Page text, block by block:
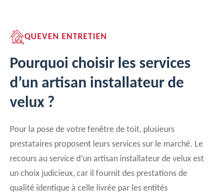
QUEVEN ENTRETIEN
Pourquoi choisir les services
d’un artisan installateur de
velux ?
Pour la pose de votre fenêtre de toit, plusieurs
prestataires proposent leurs services sur le marché. Le
recours au service d’un artisan installateur de velux est
un choix judicieux, car il fournit des prestations de
qualité identique à celle livrée par les entités